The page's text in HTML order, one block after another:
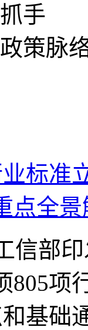
手
策脉
标准
点全景
信部
805项
基础